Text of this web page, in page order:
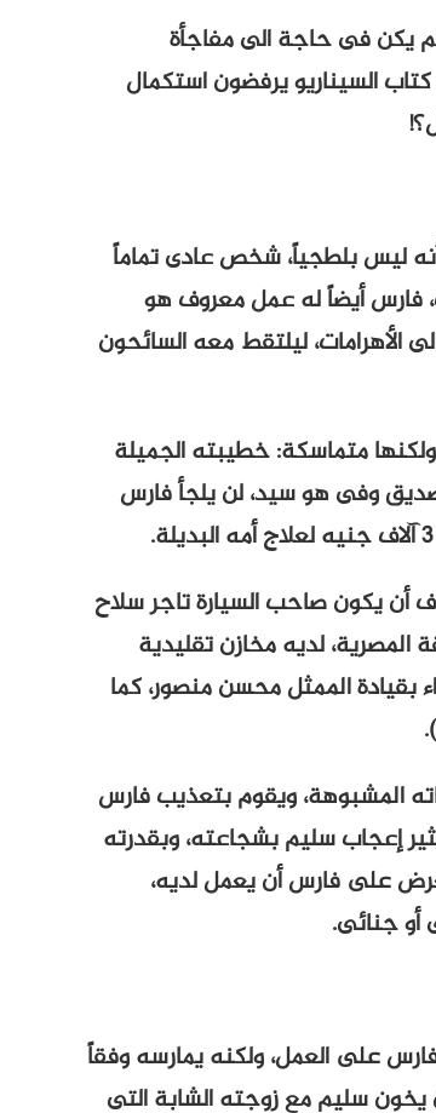
يكن فى حاجة الى مفاجأة
السيناريو يرفضون استكمال
ليس بلطجياً، شخص عادى تماماً
فارس أيضاً له عمل معروف هو
الأهرامات، ليلتقط معه السائحون
متماسكة: خطيبته الجميلة
صديق وفى هو سيد، لن يلجأ فارس
أن يكون صاحب السيارة تاجر سلاح
لديه مخازن تقليدية
بقيادة الممثل محسن منصور، كما
المشبوهة، ويقوم بتعذيب فارس
إعجاب سليم بشجاعته، وبقدرته
على فارس أن يعمل لديه،
جنائى.
فارس على العمل، ولكنه يمارسه وفقاً
سليم مع زوجته الشابة التى